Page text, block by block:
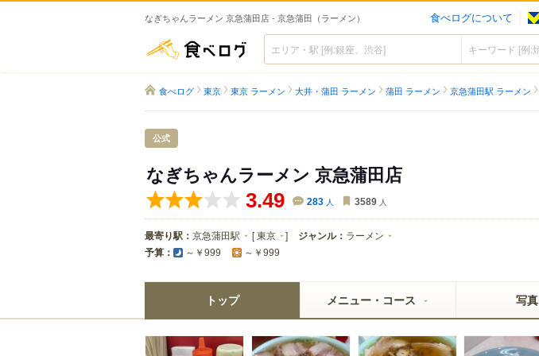
なぎちゃんラーメン 京急蒲田店 - 京急蒲田（ラーメン） 食べログについて
食べログ
食べログ 東京 東京 ラーメン 大井・蒲田 ラーメン 蒲田 ラーメン 京急蒲田駅 ラーメン
公式
なぎちゃんラーメン 京急蒲田店
3.49 283 人 3589 人
最寄り駅： 京急蒲田駅 [東京 ] ジャンル： ラーメン
予算： ～￥999 ～￥999
トップ メニュー・コース 写真